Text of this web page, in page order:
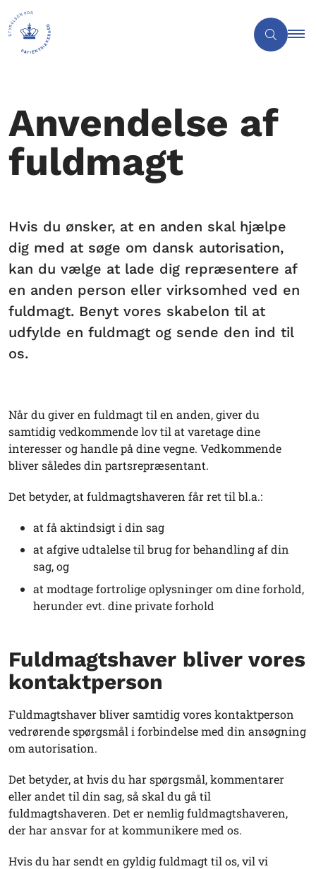
Anvendelse af
fuldmagt
Hvis du ønsker, at en anden skal hjælpe
dig med at søge om dansk autorisation,
kan du vælge at lade dig repræsentere af
en anden person eller virksomhed ved en
fuldmagt. Benyt vores skabelon til at
udfylde en fuldmagt og sende den ind til
os.
Når du giver en fuldmagt til en anden, giver du
samtidig vedkommende lov til at varetage dine
interesser og handle på dine vegne. Vedkommende
bliver således din partsrepræsentant.
Det betyder, at fuldmagtshaveren får ret til bl.a.:
at få aktindsigt i din sag
at afgive udtalelse til brug for behandling af din
sag, og
at modtage fortrolige oplysninger om dine forhold,
herunder evt. dine private forhold
Fuldmagtshaver bliver vores
kontaktperson
Fuldmagtshaver bliver samtidig vores kontaktperson
vedrørende spørgsmål i forbindelse med din ansøgning
om autorisation.
Det betyder, at hvis du har spørgsmål, kommentarer
eller andet til din sag, så skal du gå til
fuldmagtshaveren. Det er nemlig fuldmagtshaveren,
der har ansvar for at kommunikere med os.
Hvis du har sendt en gyldig fuldmagt til os, vil vi